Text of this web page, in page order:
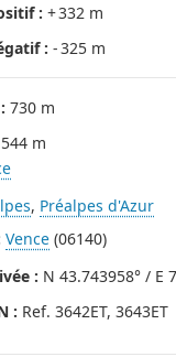
: + 332 m
: - 325 m
730 m
544 m
, Préalpes d'Azur
Vence (06140)
: N 43.743958° / E
: Ref. 3642ET, 3643ET